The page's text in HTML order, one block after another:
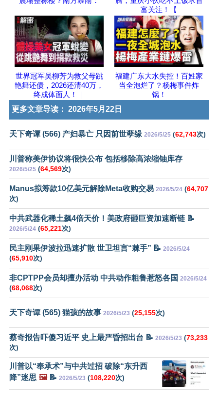
富关注！【
世界冠军吴柳芳为救父母跳
艳舞还债，2026还清40万，
终成体面人！｜
福建广东大水失控！百姓家
当全泡烂了？杨梅事件炸
锅！
更多文章导读： 2026年5月22日
天下奇谭 (566) 产妇暴亡 只因前世孽缘 2026/5/25 (62,743次)
川普称美伊协议将很快公布 包括移除高浓缩铀库存
2026/5/25 (64,569次)
Manus拟筹款10亿美元解除Meta收购交易 2026/5/24 (64,707
次)
中共武器化稀土飙4倍天价！美政府砸巨资加速断链 📝
2026/5/24 (65,221次)
民主刚果伊波拉迅速扩散 世卫坦言“棘手” 📝 2026/5/24
(65,910次)
非CPTPP会员却擅办活动 中共动作粗鲁惹怒各国 2026/5/24
(68,068次)
天下奇谭 (565) 猫孩的故事 2026/5/23 (25,155次)
蔡奇报告吓傻习近平 史上最严昏招出台 📝 2026/5/23 (73,233
次)
川普以“奉承术”与中共过招 破除“东升西
降”迷思 🖼️📝 2026/5/23 (108,220次)